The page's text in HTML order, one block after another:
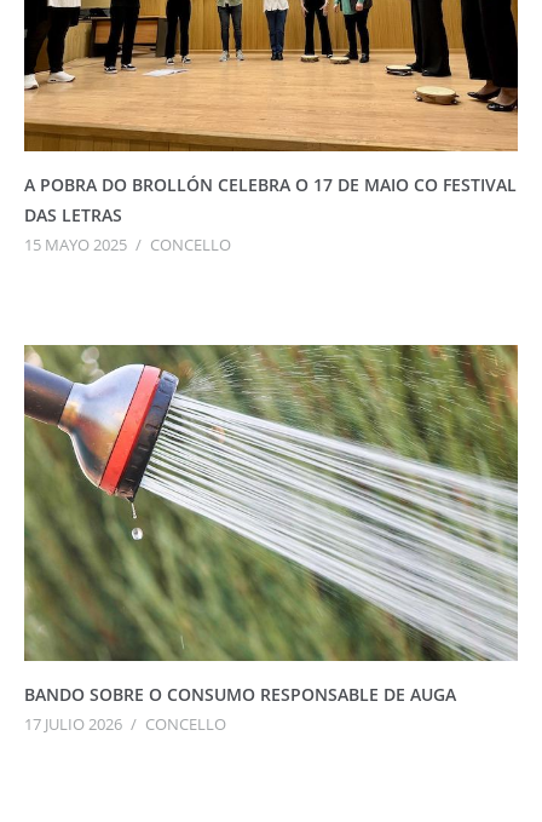
A POBRA DO BROLLÓN CELEBRA O 17 DE MAIO CO FESTIVAL
DAS LETRAS
15 MAYO 2025 / CONCELLO
BANDO SOBRE O CONSUMO RESPONSABLE DE AUGA
17 JULIO 2026 / CONCELLO